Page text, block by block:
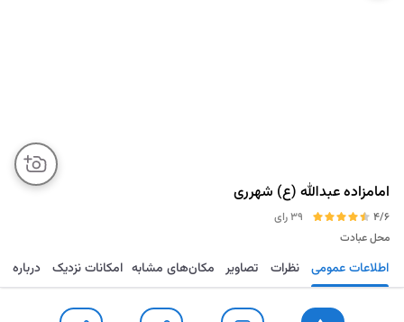
امامزاده عبدالله (ع) شهرری
4/6
39 رای
محل عبادت
مسیریابی ذخیره ارسال تماس اطلاعات عمومی نظرات تصاویر مکان‌های مشابه امکانات نزدیک درباره